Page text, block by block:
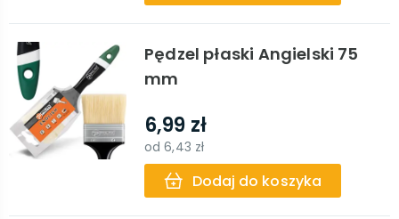
Pędzel płaski Angielski 75
mm
6,99 zł
od6,43 zł
Dodaj do koszyka